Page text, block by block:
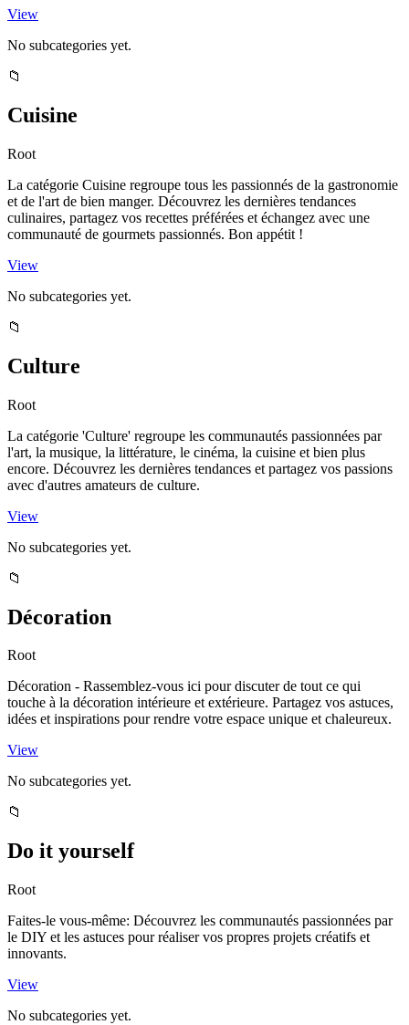
View
No subcategories yet.
📁
Cuisine
Root
La catégorie Cuisine regroupe tous les passionnés de la gastronomie
et de l'art de bien manger. Découvrez les dernières tendances
culinaires, partagez vos recettes préférées et échangez avec une
communauté de gourmets passionnés. Bon appétit !
View
No subcategories yet.
📁
Culture
Root
La catégorie 'Culture' regroupe les communautés passionnées par
l'art, la musique, la littérature, le cinéma, la cuisine et bien plus
encore. Découvrez les dernières tendances et partagez vos passions
avec d'autres amateurs de culture.
View
No subcategories yet.
📁
Décoration
Root
Décoration - Rassemblez-vous ici pour discuter de tout ce qui
touche à la décoration intérieure et extérieure. Partagez vos astuces,
idées et inspirations pour rendre votre espace unique et chaleureux.
View
No subcategories yet.
📁
Do it yourself
Root
Faites-le vous-même: Découvrez les communautés passionnées par
le DIY et les astuces pour réaliser vos propres projets créatifs et
innovants.
View
No subcategories yet.